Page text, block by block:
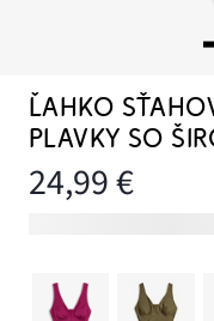
ĽAHKO
PLAVKY SO
24,99 €